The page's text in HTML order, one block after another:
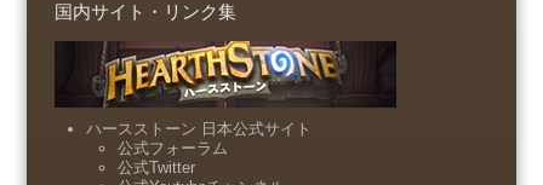
国内サイト・リンク集
ハースストーン 日本公式サイト
公式フォーラム
公式Twitter